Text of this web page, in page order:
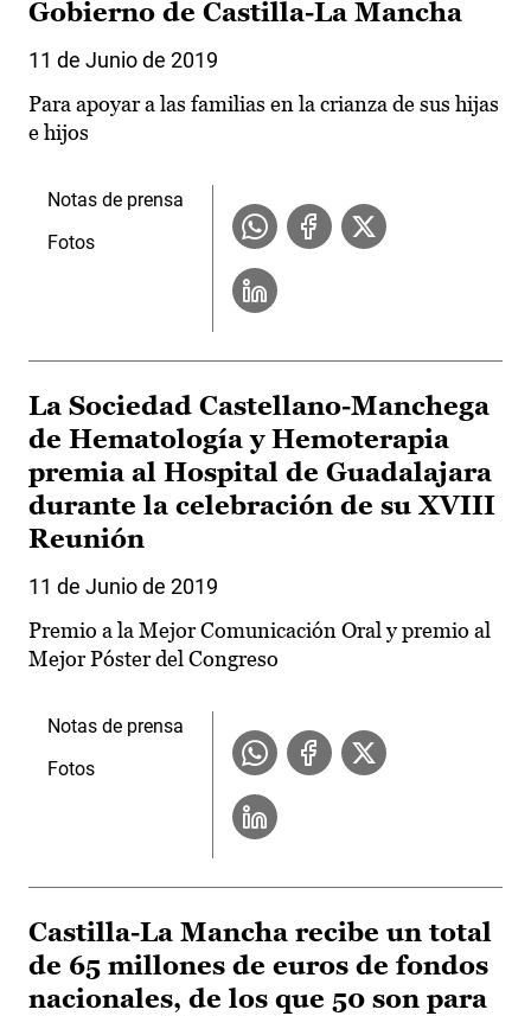
Gobierno de Castilla-La Mancha
11 de Junio de 2019
Para apoyar a las familias en la crianza de sus hijas
e hijos
Notas de prensa
Fotos
La Sociedad Castellano-Manchega
de Hematología y Hemoterapia
premia al Hospital de Guadalajara
durante la celebración de su XVIII
Reunión
11 de Junio de 2019
Premio a la Mejor Comunicación Oral y premio al
Mejor Póster del Congreso
Notas de prensa
Fotos
Castilla-La Mancha recibe un total
de 65 millones de euros de fondos
nacionales, de los que 50 son para